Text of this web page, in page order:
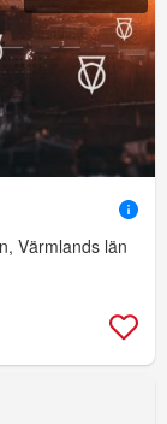
Värmlands län